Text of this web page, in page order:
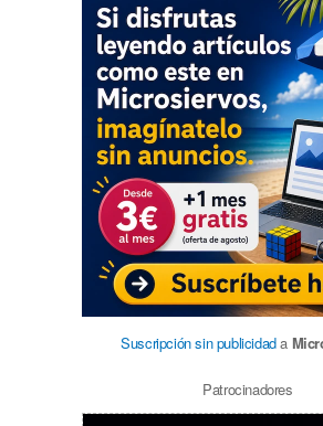
Suscripción sin publicidada
Patrocinadores